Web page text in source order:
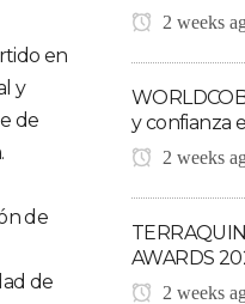
en
y
de
de
de
2 weeks
y confianza
2 weeks
AWARDS
2 weeks